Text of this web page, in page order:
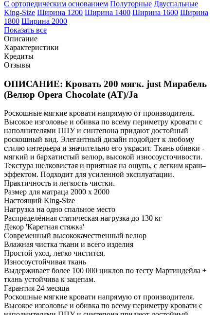
С ортопедическим основанием Полуторные Двуспальные
King-Size Ширина 1200 Ширина 1400 Ширина 1600 Ширина
1800 Ширина 2000
Показать все
Описание
Характеристики
Кредиты
Отзывы
ОПИСАНИЕ: Кровать 200 мягк. just Мирабель
(Велюр Opera Chocolate (AT)/Ja
Роскошные мягкие кровати напрямую от производителя.
Высокое изголовье и обивка по всему периметру кровати с
наполнителями ППУ и синтепона придают достойный
роскошный вид. Элегантный дизайн подойдет к любому
стилю интерьера и значительно его украсит. Ткань обивки -
мягкий и бархатистый велюр, высокой износоусточивости.
Текстура шелковистая и приятная на ощупь, с легким краш–
эффектом. Подходит для усиленной эксплуатации.
Практичность и легкость чистки.
Размер для матраца 2000 x 2000
Настоящий King-Size
Нагрузка на одно спальное место
Распределённая статическая нагрузка до 130 кг
Декор 'Каретная стяжка'
Современный высококачественный велюр
Влажная чистка ткани и всего изделия
Простой уход, легко чистится.
Износоустойчивая ткань
Выдерживает более 100 000 циклов по тесту Мартиндейла +
ткань устойчива к зацепам.
Гарантия 24 месяца
Роскошные мягкие кровати напрямую от производителя.
Высокое изголовье и обивка по всему периметру кровати с